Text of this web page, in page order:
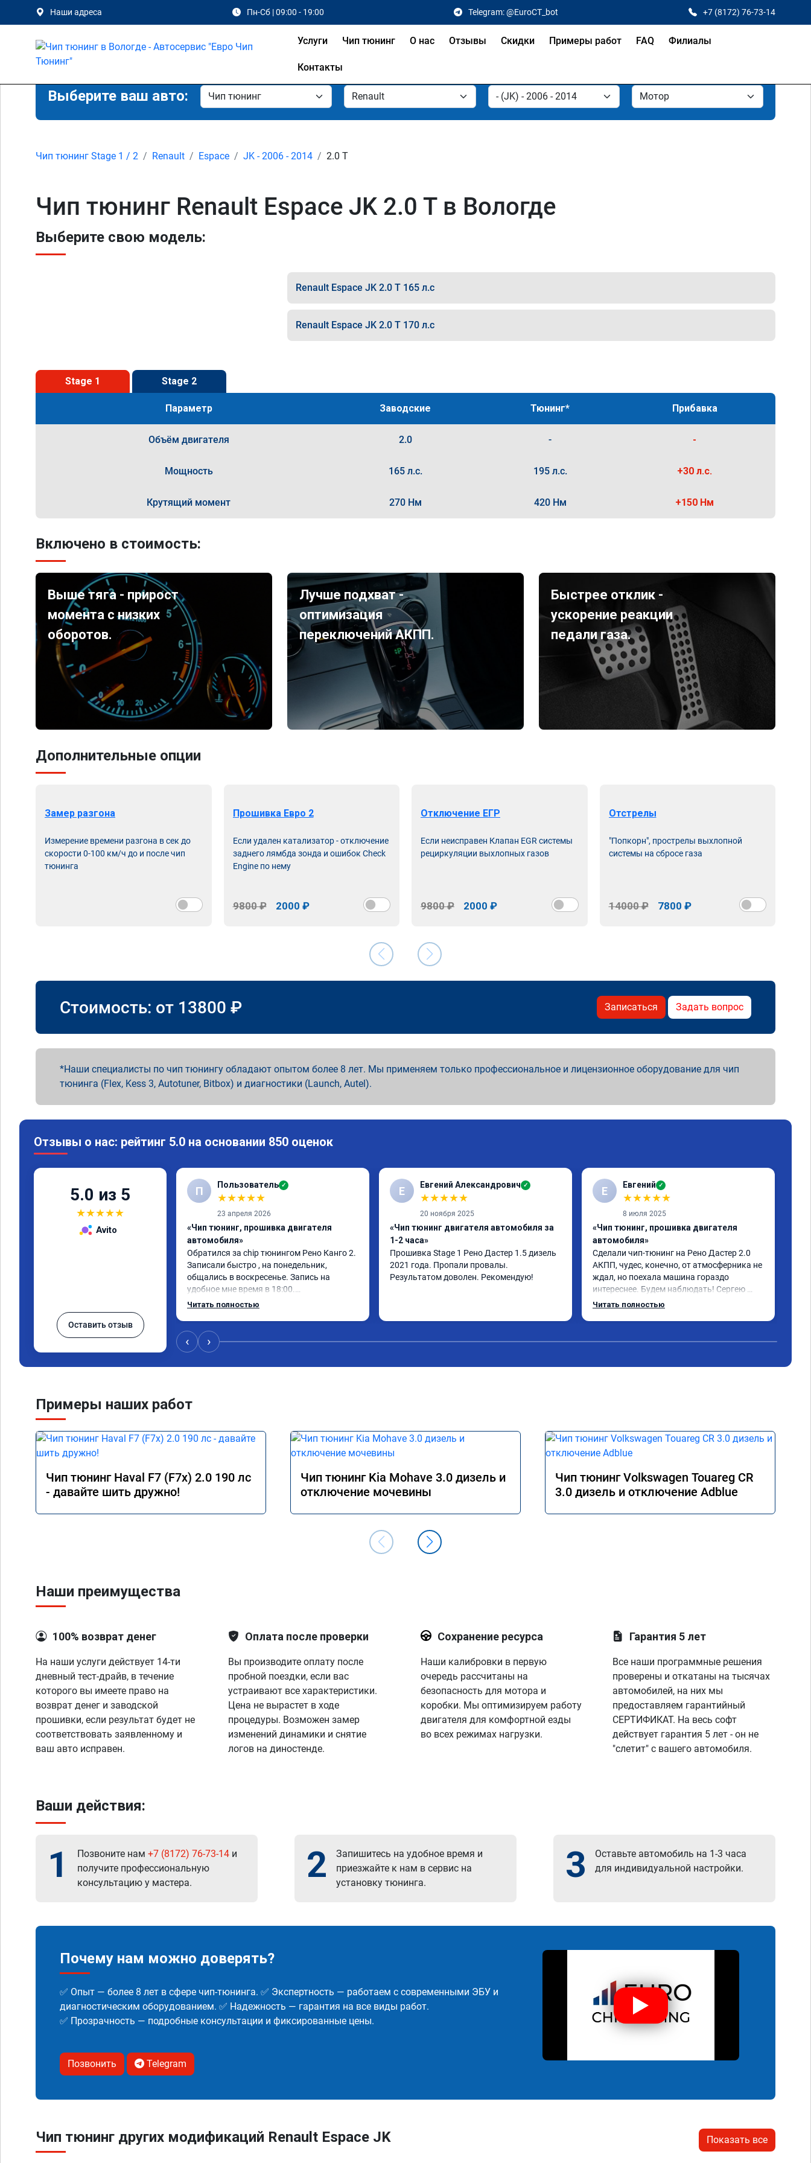
Наши адреса Пн-Сб | 09:00 - 19:00 Telegram: @EuroCT_bot +7 (8172) 76-73-14
Услуги Чип тюнинг О нас Отзывы Скидки Примеры работ FAQ Филиалы
Контакты
Выберите ваш авто:
Чип тюнинг Stage 1 / 2 Renault Espace JK - 2006 - 2014 2.0 T
Чип тюнинг Renault Espace JK 2.0 T в Вологде
Выберите свою модель:
Renault Espace JK 2.0 T 165 л.с
Renault Espace JK 2.0 T 170 л.с
Stage 1 Stage 2
Параметр Заводские Тюнинг* Прибавка
Объём двигателя 2.0 - -
Мощность 165 л.с. 195 л.с. +30 л.с.
Крутящий момент 270 Нм 420 Нм +150 Нм
Включено в стоимость:
Выше тяга - прирост
момента с низких
оборотов.
Лучше подхват -
оптимизация
переключений АКПП.
Быстрее отклик -
ускорение реакции
педали газа.
Дополнительные опции
Замер разгона
Измерение времени разгона в сек до
скорости 0-100 км/ч до и после чип
тюнинга
Прошивка Евро 2
Если удален катализатор - отключение
заднего лямбда зонда и ошибок Check
Engine по нему
9800 ₽ 2000 ₽
Отключение ЕГР
Если неисправен Клапан EGR системы
рециркуляции выхлопных газов
9800 ₽ 2000 ₽
Отстрелы
"Попкорн", прострелы выхлопной
системы на сбросе газа
14000 ₽ 7800 ₽
Стоимость: от 13800 ₽ Записаться Задать вопрос
Наши специалисты по чип тюнингу обладают опытом более 8 лет. Мы применяем только профессиональное и лицензионное оборудование для чип
тюнинга (Flex, Kess 3, Autotuner, Bitbox) и диагностики (Launch, Autel).
Отзывы о нас: рейтинг 5.0 на основании 850 оценок
5.0 из 5
★★★★★
Avito
Оставить отзыв
П Пользователь ✓
★★★★★
23 апреля 2026
«Чип тюнинг, прошивка двигателя
автомобиля»
Обратился за chip тюнингом Рено Канго 2.
Записали быстро , на понедельник,
общались в воскресенье. Запись на
удобное мне время в 18:00.
Работу выполнили за 30 минут,
Читать полностью
Е Евгений Александрович ✓
★★★★★
20 ноября 2025
«Чип тюнинг двигателя автомобиля за
1-2 часа»
Прошивка Stage 1 Рено Дастер 1.5 дизель
2021 года. Пропали провалы.
Результатом доволен. Рекомендую!
Е Евгений ✓
★★★★★
8 июля 2025
«Чип тюнинг, прошивка двигателя
автомобиля»
Сделали чип-тюнинг на Рено Дастер 2.0
АКПП, чудес, конечно, от атмосферника не
ждал, но поехала машина гораздо
интереснее. Будем наблюдать! Сергею
отдельное спасибо за профессионально
Читать полностью
‹ ›
Примеры наших работ
Чип тюнинг Haval F7 (F7x) 2.0 190 лс
- давайте шить дружно!
Чип тюнинг Kia Mohave 3.0 дизель и
отключение мочевины
Чип тюнинг Volkswagen Touareg CR
3.0 дизель и отключение Adblue
Наши преимущества
100% возврат денег
На наши услуги действует 14-ти
дневный тест-драйв, в течение
которого вы имеете право на
возврат денег и заводской
прошивки, если результат будет не
соответствовать заявленному и
ваш авто исправен.
Оплата после проверки
Вы производите оплату после
пробной поездки, если вас
устраивают все характеристики.
Цена не вырастет в ходе
процедуры. Возможен замер
изменений динамики и снятие
логов на диностенде.
Сохранение ресурса
Наши калибровки в первую
очередь рассчитаны на
безопасность для мотора и
коробки. Мы оптимизируем работу
двигателя для комфортной езды
во всех режимах нагрузки.
Гарантия 5 лет
Все наши программные решения
проверены и откатаны на тысячах
автомобилей, на них мы
предоставляем гарантийный
СЕРТИФИКАТ. На весь софт
действует гарантия 5 лет - он не
"слетит" с вашего автомобиля.
Ваши действия:
1 Позвоните нам +7 (8172) 76-73-14 и
получите профессиональную
консультацию у мастера.
2
Запишитесь на удобное время и
приезжайте к нам в сервис на
установку тюнинга.
3
Оставьте автомобиль на 1-3 часа
для индивидуальной настройки.
Почему нам можно доверять?
✅ Опыт — более 8 лет в сфере чип-тюнинга. ✅ Экспертность — работаем с современными ЭБУ и
диагностическим оборудованием. ✅ Надежность — гарантия на все виды работ.
✅ Прозрачность — подробные консультации и фиксированные цены.
Позвонить Telegram
Чип тюнинг других модификаций Renault Espace JK Показать все